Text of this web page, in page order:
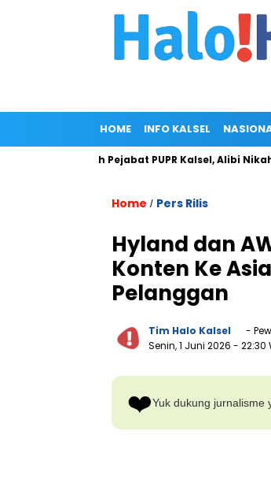
HOME INFO KALSEL
di Rumah Pejabat PUPR Kalsel, Alibi Nikah
Home / Pers Rilis
Hyland dan
Konten Ke
Pelanggan
Tim Halo Kalsel
-
Senin, 1 Juni 2026 - 22:30
❤️Yuk dukung jurnalisme